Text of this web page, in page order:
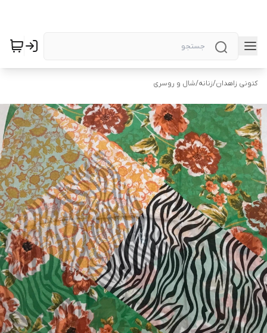
کتونی زاهدان/زنانه/شال و روسری